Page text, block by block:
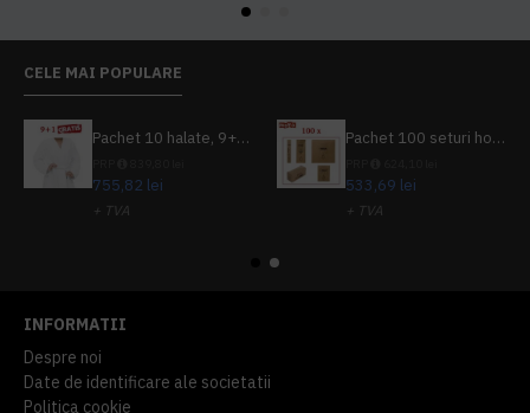
CELE MAI POPULARE
Pachet 10 halate, 9+1 gratuit
755,82 lei
+ TVA
Pachet 100 seturi hoteliere, set dentar, set barbierit, casca de dus, pila unghii, set cusut
533,69 lei
+ TVA
INFORMATII
Despre noi
Date de identificare ale societatii
Politica cookie